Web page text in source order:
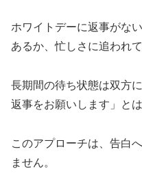
ホワイトデーに返事がな
あるか、忙しさに追われ
長期間の待ち状態は双方
返事をお願いします」と
このアプローチは、告白
ません。